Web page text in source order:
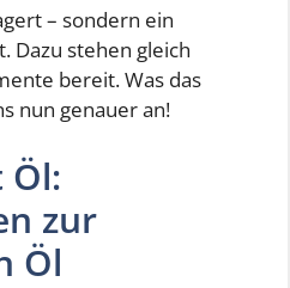
– sondern ein
Dazu stehen gleich
bereit. Was das
nun genauer an!
Öl:
zur
Öl